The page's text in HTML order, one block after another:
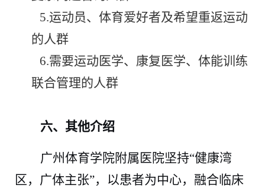
5.运动员、体育爱好者及希望重返运动
的人群
6.需要运动医学、康复医学、体能训练
联合管理的人群
六、其他介绍
广州体育学院附属医院坚持“健康湾
区，广体主张”，以患者为中心，融合临床